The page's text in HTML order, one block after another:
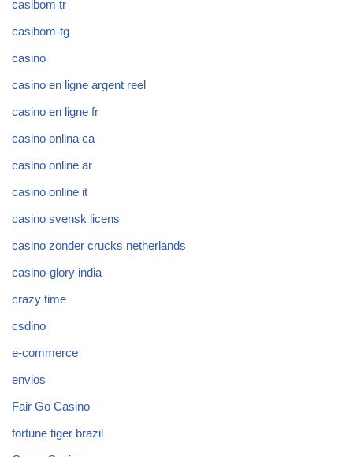
casibom tr
casibom-tg
casino
casino en ligne argent reel
casino en ligne fr
casino onlina ca
casino online ar
casinò online it
casino svensk licens
casino zonder crucks netherlands
casino-glory india
crazy time
csdino
e-commerce
envios
Fair Go Casino
fortune tiger brazil